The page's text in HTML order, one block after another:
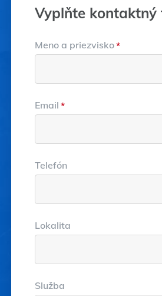
Vyplňte
Meno a priezvisko*
Email *
Telefón
Lokalita
Služba